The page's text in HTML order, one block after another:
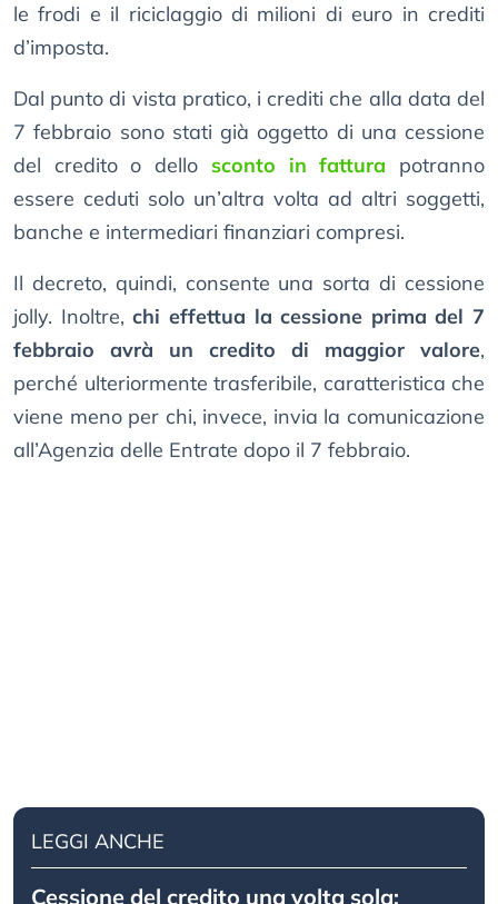
le frodi e il riciclaggio di milioni di euro in crediti
d’imposta.
Dal punto di vista pratico, i crediti che alla data del
7 febbraio sono stati già oggetto di una cessione
del credito o dello sconto in fattura potranno
essere ceduti solo un’altra volta ad altri soggetti,
banche e intermediari finanziari compresi.
Il decreto, quindi, consente una sorta di cessione
jolly. Inoltre,chi effettua la cessione prima del 7
febbraio avrà un credito di maggior valore,
perché ulteriormente trasferibile, caratteristica che
viene meno per chi, invece, invia la comunicazione
all’Agenzia delle Entrate dopo il 7 febbraio.
LEGGI ANCHE
Cessione del credito una volta sola: